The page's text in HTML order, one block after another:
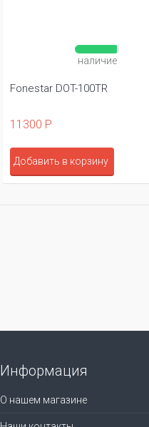
наличие
Fonestar DOT-100TR
11300 Р
Добавить в корзину
Информация
О нашем магазине